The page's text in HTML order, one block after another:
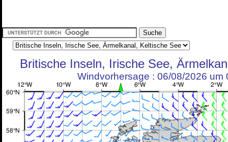
Britische Inseln, Irische See,
Windvorhersage : 06/08/2026 um